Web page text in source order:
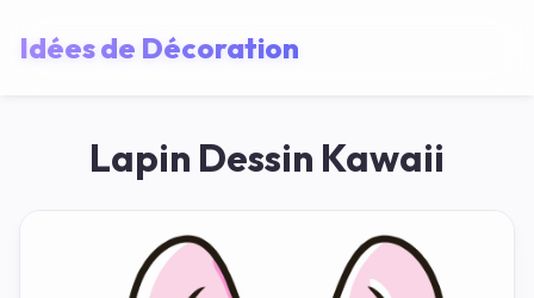
Idées de Décoration
Lapin Dessin Kawaii